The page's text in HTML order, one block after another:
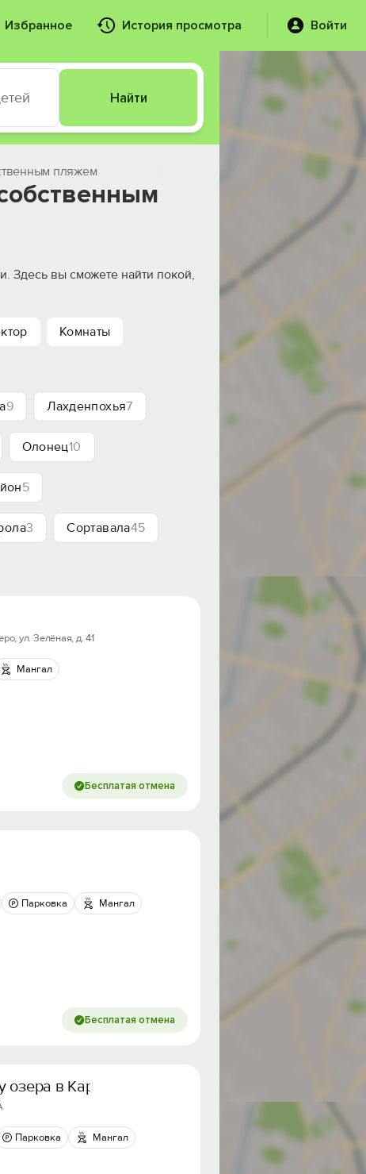
Избранное История просмотра Войти
Найти
пляжем
Здесь вы сможете найти покой,
Комнаты
9 Лахденпохья7
Олонец10
5
3 Сортавала45
ул. Зелёная, д. 41
Мангал
Бесплатая отмена
Парковка Мангал
Бесплатая отмена
в Карелии
Парковка Мангал